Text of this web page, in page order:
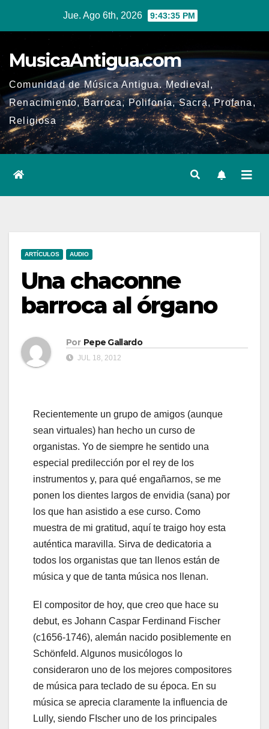
Jue. Ago 6th, 2026 9:43:35 PM
MusicaAntigua.com
Comunidad de Música Antigua. Medieval,
Renacimiento, Barroca, Polifonía, Sacra, Profana,
Religiosa
ARTÍCULOS AUDIO
Una chaconne
barroca al órgano
Por Pepe Gallardo
JUL 18, 2012
Recientemente un grupo de amigos (aunque
sean virtuales) han hecho un curso de
organistas. Yo de siempre he sentido una
especial predilección por el rey de los
instrumentos y, para qué engañarnos, se me
ponen los dientes largos de envidia (sana) por
los que han asistido a ese curso. Como
muestra de mi gratitud, aquí te traigo hoy esta
auténtica maravilla. Sirva de dedicatoria a
todos los organistas que tan llenos están de
música y que de tanta música nos llenan.
El compositor de hoy, que creo que hace su
debut, es Johann Caspar Ferdinand Fischer
(c1656-1746), alemán nacido posiblemente en
Schönfeld. Algunos musicólogos lo
consideraron uno de los mejores compositores
de música para teclado de su época. En su
música se aprecia claramente la influencia de
Lully, siendo FIscher uno de los principales